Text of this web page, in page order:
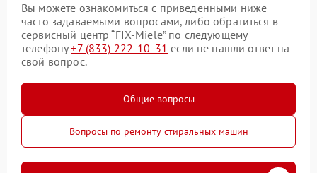
Вы можете ознакомиться с приведенными ниже
часто задаваемыми вопросами, либо обратиться в
сервисный центр “FIX-Miele” по следующему
телефону+7 (833) 222-10-31 если не нашли ответ на
свой вопрос.
Общие вопросы
Вопросы по ремонту стиральных машин